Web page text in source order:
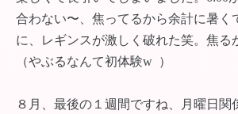
合わない〜、焦ってるから余計に暑く
に、レギンスが激しく破れた笑。焦る
（やぶるなんて初体験w ）
８月、最後の１週間ですね、月曜日関